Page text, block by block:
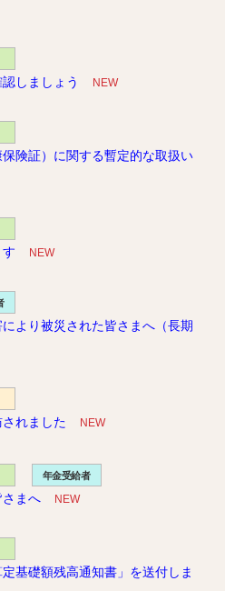
しましょう NEW
険証）に関する暫定的な取扱い
NEW
より被災された皆さまへ（長期
れました NEW
年金受給者
さまへ NEW
基礎額残高通知書」を送付しま